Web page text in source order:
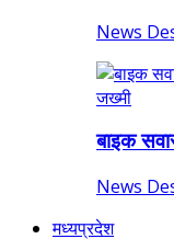
News
बाइक
News
मध्यप्रदेश